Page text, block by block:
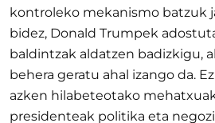
kontroleko mekanismo batzuk
bidez, Donald Trumpek
baldintzak aldatzen badizkigu,
behera geratu ahal izango da.
azken hilabeteotako
presidenteak politika eta